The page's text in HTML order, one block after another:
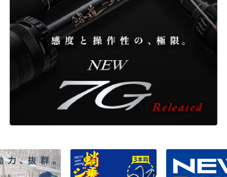
OVERSEAS
OFFICIAL FAN CLUB
CUSTOMER
CATALOGUE